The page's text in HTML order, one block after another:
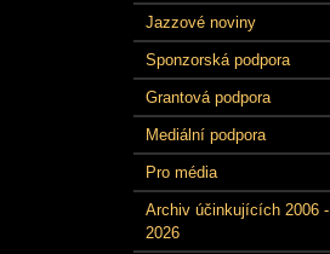
Jazzové noviny
Sponzorská podpora
Grantová podpora
Mediální podpora
Pro média
Archiv účinkujících 2006 -
2026